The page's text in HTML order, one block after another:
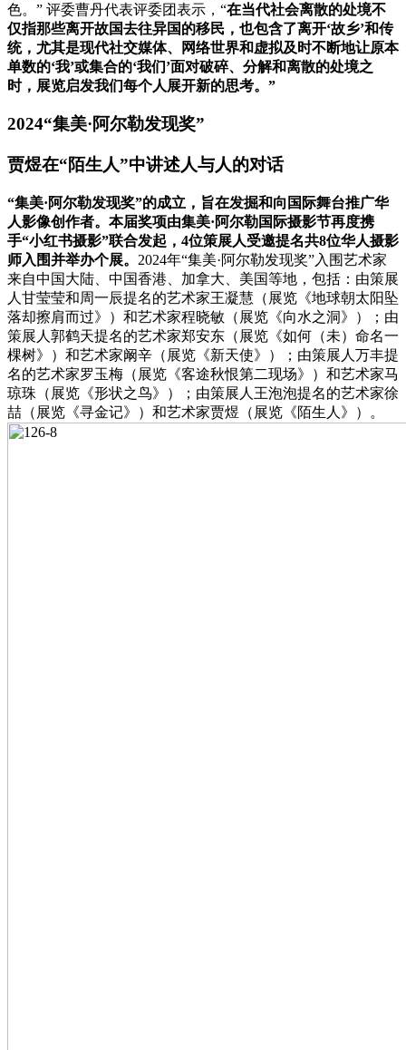
色。” 评委曹丹代表评委团表示，“在当代社会离散的处境不
仅指那些离开故国去往异国的移民，也包含了离开‘故乡’和传
统，尤其是现代社交媒体、网络世界和虚拟及时不断地让原本
单数的‘我’或集合的‘我们’面对破碎、分解和离散的处境之
时，展览启发我们每个人展开新的思考。”
2024“集美·阿尔勒发现奖”
贾煜在“陌生人”中讲述人与人的对话
“集美·阿尔勒发现奖”的成立，旨在发掘和向国际舞台推广华
人影像创作者。本届奖项由集美·阿尔勒国际摄影节再度携
手“小红书摄影”联合发起，4位策展人受邀提名共8位华人摄影
师入围并举办个展。 2024年“集美·阿尔勒发现奖”入围艺术家
来自中国大陆、中国香港、加拿大、美国等地，包括：由策展
人甘莹莹和周一辰提名的艺术家王凝慧（展览《地球朝太阳坠
落却擦肩而过》）和艺术家程晓敏（展览《向水之洞》）；由
策展人郭鹤天提名的艺术家郑安东（展览《如何（未）命名一
棵树》）和艺术家阚辛（展览《新天使》）；由策展人万丰提
名的艺术家罗玉梅（展览《客途秋恨第二现场》）和艺术家马
琼珠（展览《形状之鸟》）；由策展人王泡泡提名的艺术家徐
喆（展览《寻金记》）和艺术家贾煜（展览《陌生人》）。